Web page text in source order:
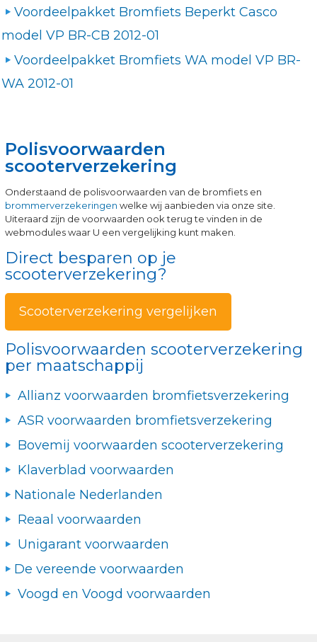
Voordeelpakket Bromfiets Beperkt Casco
model VP BR-CB 2012-01
Voordeelpakket Bromfiets WA model VP BR-
WA 2012-01
Polisvoorwaarden
scooterverzekering
Onderstaand de polisvoorwaarden van de bromfiets en
brommerverzekeringen welke wij aanbieden via onze site.
Uiteraard zijn de voorwaarden ook terug te vinden in de
webmodules waar U een vergelijking kunt maken.
Direct besparen op je
scooterverzekering?
Scooterverzekering vergelijken
Polisvoorwaarden scooterverzekering
per maatschappij
Allianz voorwaarden bromfietsverzekering
ASR voorwaarden bromfietsverzekering
Bovemij voorwaarden scooterverzekering
Klaverblad voorwaarden
Nationale Nederlanden
Reaal voorwaarden
Unigarant voorwaarden
De vereende voorwaarden
Voogd en Voogd voorwaarden